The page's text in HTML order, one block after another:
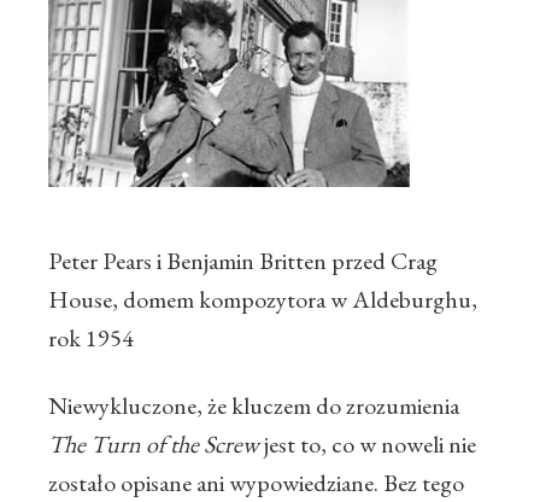
Peter Pears i Benjamin Britten przed Crag
House, domem kompozytora w Aldeburghu,
rok 1954
Niewykluczone, że kluczem do zrozumienia
The Turn of the Screwjest to, co w noweli nie
zostało opisane ani wypowiedziane. Bez tego